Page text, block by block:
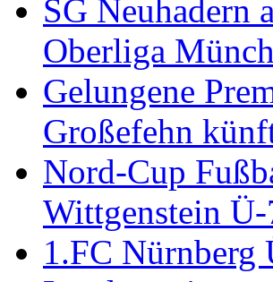
SG Neuhadern
Oberliga
Gelungene
Großefehn
Nord-Cup
Wittgenstein
1.FC Nürnberg